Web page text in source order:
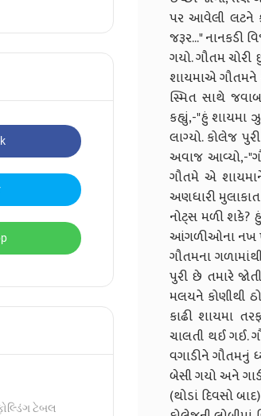
ટેબલ
પર આવેલી લટને
જરૂર..." નાનકડી
ગયો. ગૌતમ ચોરી
શાયમાએ
સ્મિત સાથે
કહ્યું,-"હું શાયમા
લાગ્યો. કોલેજ
અવાજ આવ્યો,-
ગૌતમે એ
અણધારી
નોટ્સ મળી શકે?
આંગળીઓના નખ
ગૌતમના
પુરી છે તમારે
મલયને કોણીથી
કાઢી શાયમા
ચાલતી થઈ ગઈ.
વગાડીને ગૌતમનું
બેસી ગયો અને
(થોડાં દિવસો બાદ)